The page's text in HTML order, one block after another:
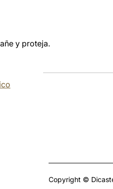
y proteja.
Copyright ©